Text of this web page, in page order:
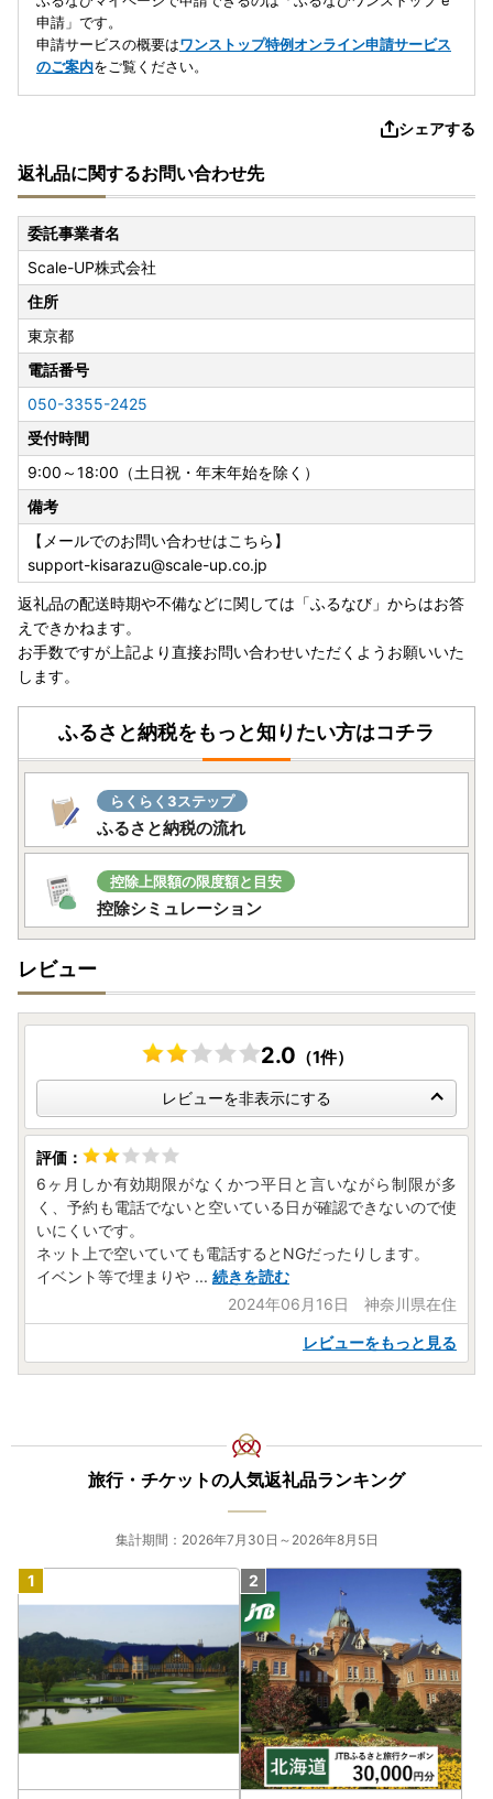
申請」です。
申請サービスの概要はワンストップ特例オンライン申請サービス
のご案内をご覧ください。
シェアする
返礼品に関するお問い合わせ先
委託事業者名
Scale-UP株式会社
住所
東京都
電話番号
050-3355-2425
受付時間
9:00～18:00（土日祝・年末年始を除く）
備考
【メールでのお問い合わせはこちら】
support-kisarazu@scale-up.co.jp
返礼品の配送時期や不備などに関しては「ふるなび」からはお答
えできかねます。
お手数ですが上記より直接お問い合わせいただくようお願いいた
します。
ふるさと納税をもっと知りたい方はコチラ
らくらく3ステップ
ふるさと納税の流れ
控除上限額の限度額と目安
控除シミュレーション
レビュー
2.0 （1件）
レビューを非表示にする
6ヶ月しか有効期限がなくかつ平日と言いながら制限が多
く、予約も電話でないと空いている日が確認できないので使
いにくいです。
ネット上で空いていても電話するとNGだったりします。
イベント等で埋まりや ... 続きを読む
2024年06月16日 神奈川県在住
レビューをもっと見る
旅行・チケットの人気返礼品ランキング
集計期間：2026年7月30日～2026年8月5日